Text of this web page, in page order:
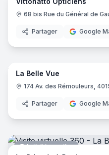
Opticien
68 bis Rue du Général de
Partager Google
Opticien
La Belle Vue
174 Av. des Rémouleurs,
Partager Google
Activité sportive